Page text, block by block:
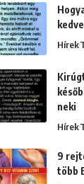
Hírek
neki
Hírek
9
több